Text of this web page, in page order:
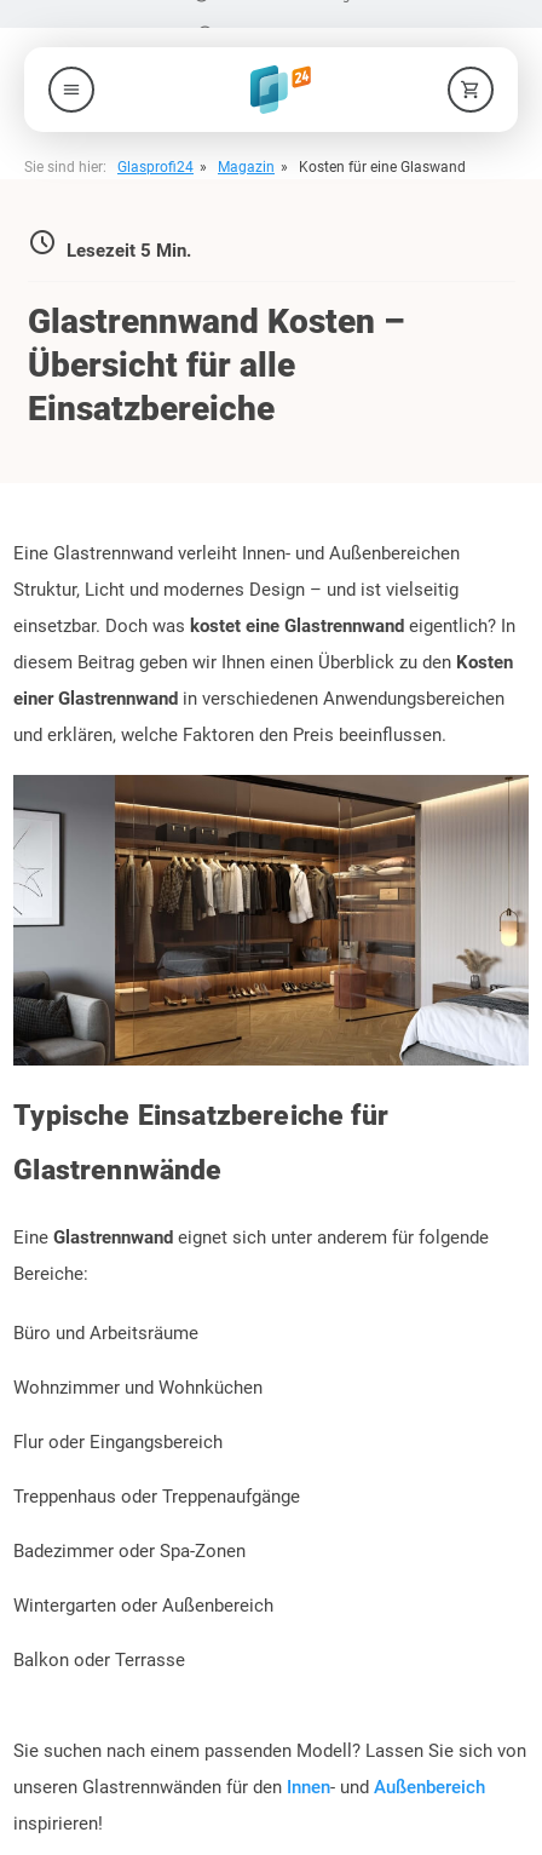
menu shopping_cart
Sie sind hier: Glasprofi24 Magazin Kosten für eine Glaswand
access_time Lesezeit 5 Min.
Glastrennwand Kosten –
Übersicht für alle
Einsatzbereiche
Eine Glastrennwand verleiht Innen- und Außenbereichen
Struktur, Licht und modernes Design – und ist vielseitig
einsetzbar. Doch was kostet eine Glastrennwand eigentlich? In
diesem Beitrag geben wir Ihnen einen Überblick zu den Kosten
einer Glastrennwand in verschiedenen Anwendungsbereichen
und erklären, welche Faktoren den Preis beeinflussen.
Typische Einsatzbereiche für
Glastrennwände
EineGlastrennwand eignet sich unter anderem für folgende
Bereiche:
Büro und Arbeitsräume
Wohnzimmer und Wohnküchen
Flur oder Eingangsbereich
Treppenhaus oder Treppenaufgänge
Badezimmer oder Spa-Zonen
Wintergarten oder Außenbereich
Balkon oder Terrasse
Sie suchen nach einem passenden Modell? Lassen Sie sich von
unseren Glastrennwänden für den Innen- undAußenbereich
inspirieren!